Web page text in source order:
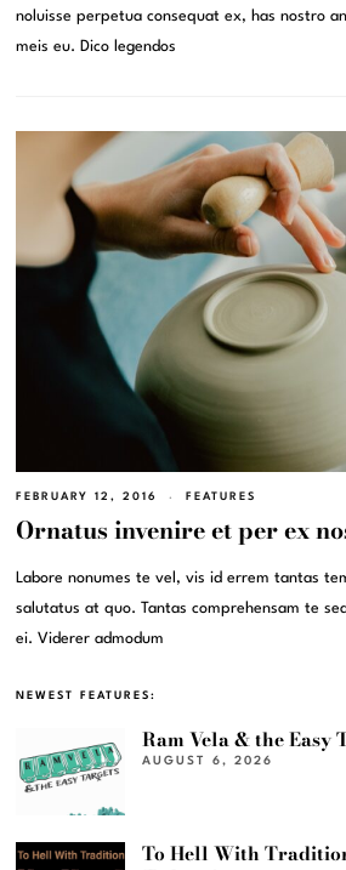
noluisse perpetua consequat ex, has nostro
meis eu. Dico legendos
FEBRUARY 12, 2016 FEATURES
Ornatus invenire et per ex
Labore nonumes te vel, vis id errem tantas
salutatus at quo. Tantas comprehensam te
ei. Viderer admodum
NEWEST FEATURES:
Ram Vela & the Easy
AUGUST 6, 2026
To Hell With Tradition